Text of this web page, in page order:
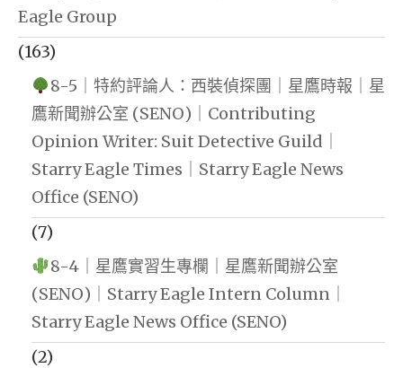
Eagle Group
(163)
8-5｜特約評論人：西裝偵探團｜星鷹時報｜星
鷹新聞辦公室 (SENO)｜Contributing
Opinion Writer: Suit Detective Guild｜
Starry Eagle Times｜Starry Eagle News
Office (SENO)
(7)
8-4｜星鷹實習生專欄｜星鷹新聞辦公室
(SENO)｜Starry Eagle Intern Column｜
Starry Eagle News Office (SENO)
(2)